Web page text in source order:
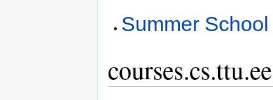
Summer